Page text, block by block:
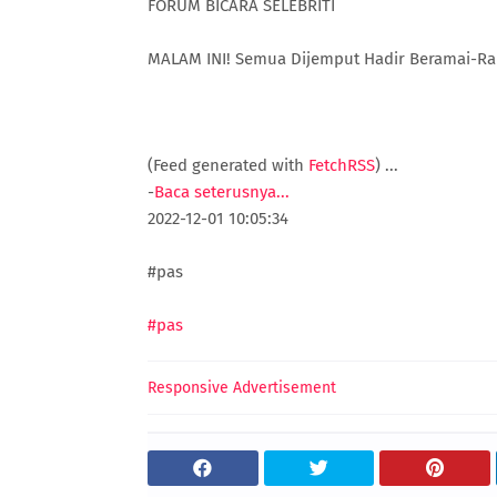
FORUM BICARA SELEBRITI
MALAM INI! Semua Dijemput Hadir Beramai-
(Feed generated with FetchRSS) ...
-Baca seterusnya...
2022-12-01 10:05:34
#pas
#pas
Responsive Advertisement